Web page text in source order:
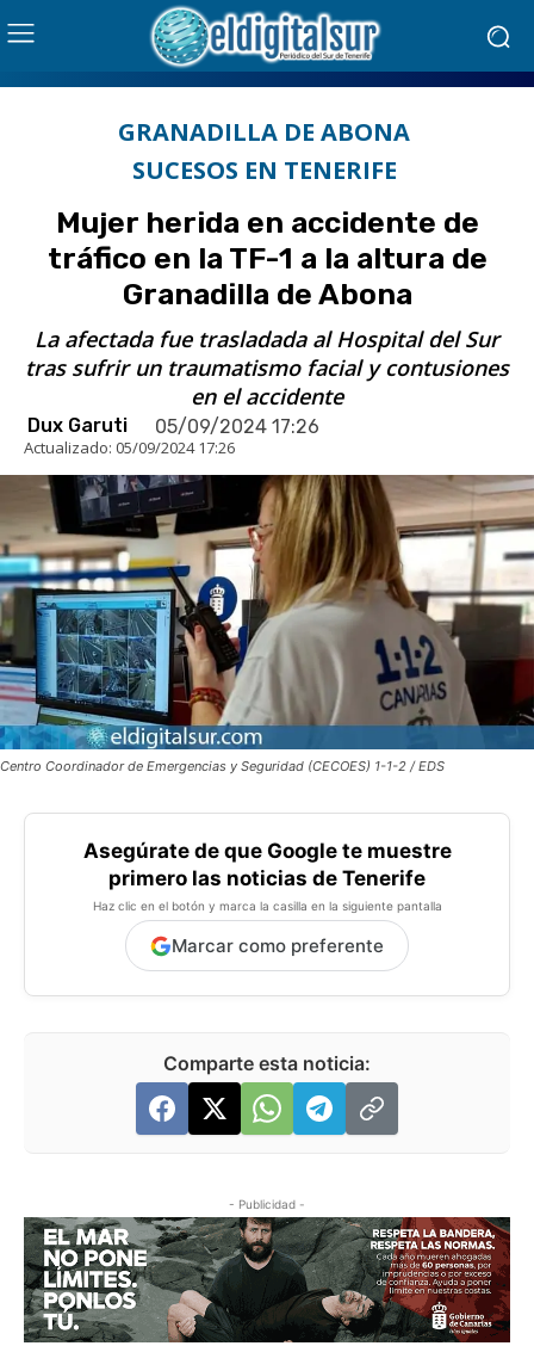
GRANADILLA DE ABONA
SUCESOS EN TENERIFE
Mujer herida en accidente de
tráfico en la TF-1 a la altura de
Granadilla de Abona
La afectada fue trasladada al Hospital del Sur
tras sufrir un traumatismo facial y contusiones
en el accidente
Dux Garuti 05/09/2024 17:26
Actualizado: 05/09/2024 17:26
Centro Coordinador de Emergencias y Seguridad (CECOES) 1-1-2 / EDS
Asegúrate de que Google te muestre
primero las noticias de Tenerife
Haz clic en el botón y marca la casilla en la siguiente pantalla
Marcar como preferente
Comparte esta noticia:
- Publicidad -